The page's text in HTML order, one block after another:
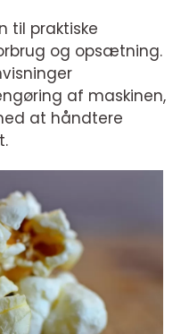
til praktiske
og opsætning.
af maskinen,
at håndtere